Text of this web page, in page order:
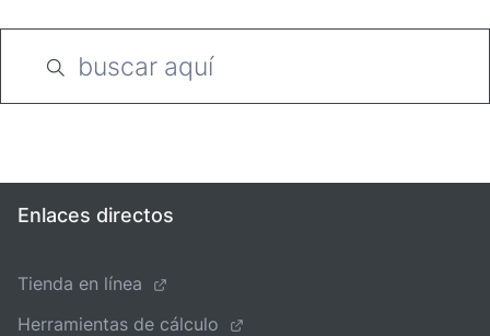
Enlaces directos
Tienda en línea
Herramientas de cálculo